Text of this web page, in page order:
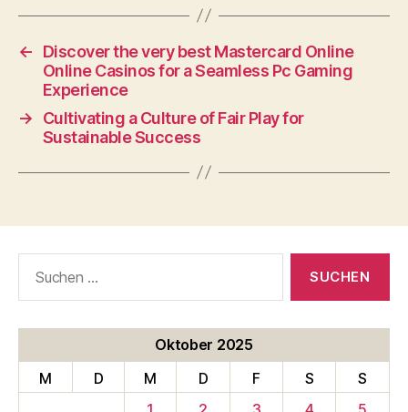
←
Discover the very best Mastercard Online
Online Casinos for a Seamless Pc Gaming
Experience
→
Cultivating a Culture of Fair Play for
Sustainable Success
nach:
Oktober 2025
M
D M D F S
S